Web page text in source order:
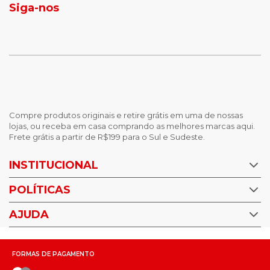
calças femininas
Siga-nos
Compre produtos originais e retire grátis em uma de nossas
lojas, ou receba em casa comprando as melhores marcas aqui.
Frete grátis a partir de R$199 para o Sul e Sudeste.
INSTITUCIONAL
Nossas Lojas
Trabalhe Conosco
POLÍTICAS
Política de Privacidade
AJUDA
Perguntas Frequentes
Fale Conosco
FORMAS DE PAGAMENTO